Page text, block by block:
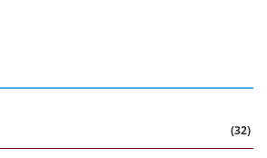
(32)